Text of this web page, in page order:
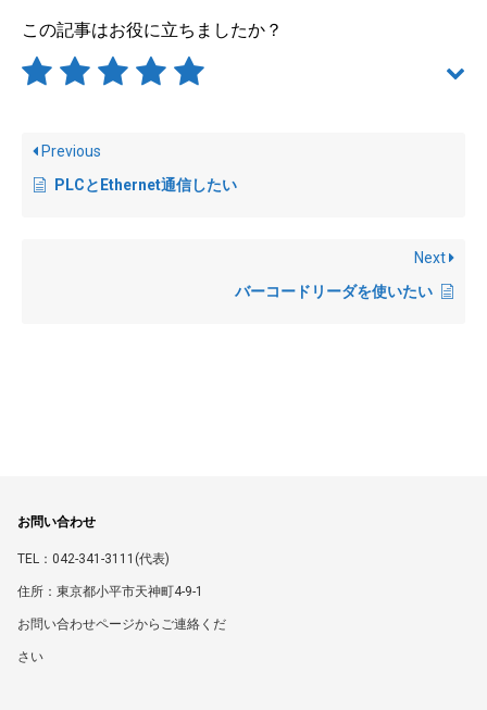
この記事はお役に立ちましたか？
Previous
PLCとEthernet通信したい
Next
バーコードリーダを使いたい
お問い合わせ
TEL：042-341-3111(代表)
住所：東京都小平市天神町4-9-1
お問い合わせページからご連絡くだ
さい